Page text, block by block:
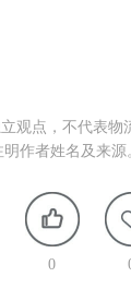
观点，不代表物
作者姓名及来源
0